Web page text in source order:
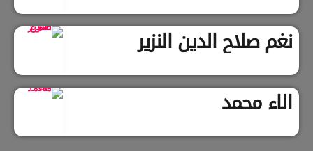
نغم صلاح الدين النزير
الاء محمد